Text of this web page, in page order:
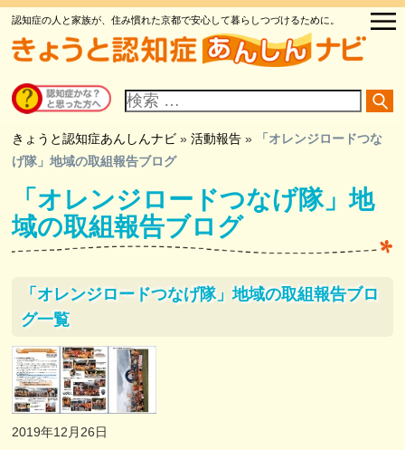
認知症の人と家族が、住み慣れた京都で安心して暮らしつづけるために。
イ
ト
検
索
きょうと認知症あんしんナビ »活動報告 »
「オレンジロードつな
げ隊」地域の取組報告ブログ
「オレンジロードつなげ隊」地
域の取組報告ブログ
「オレンジロードつなげ隊」地域の取組報告ブロ
グ一覧
2019年12月26日